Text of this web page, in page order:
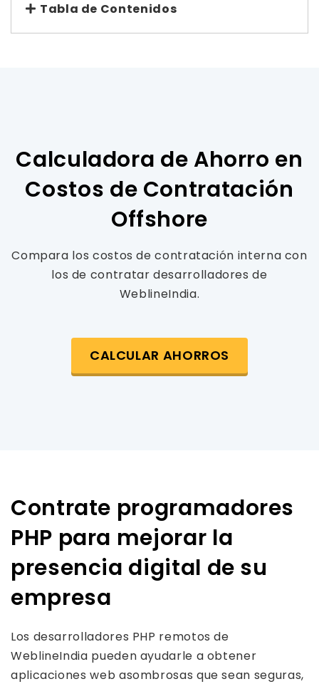
Tabla de Contenidos
Calculadora de Ahorro en
Costos de Contratación
Offshore
Compara los costos de contratación interna con
los de contratar desarrolladores de
WeblineIndia.
CALCULAR AHORROS
Contrate programadores
PHP para mejorar la
presencia digital de su
empresa
Los desarrolladores PHP remotos de
WeblineIndia pueden ayudarle a obtener
aplicaciones web asombrosas que sean seguras,